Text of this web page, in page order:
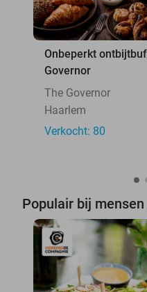
Onbeperkt
Governor
The Governor
Haarlem
Verkocht: 80
Populair bij